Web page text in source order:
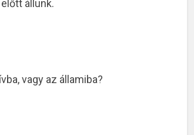
állunk.
vagy az államiba?